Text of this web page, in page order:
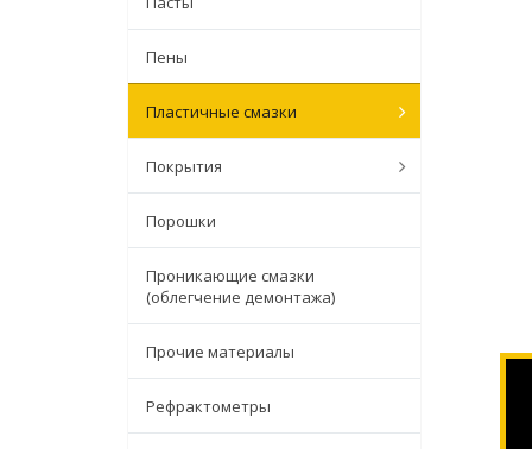
Пены
Пластичные смазки
Покрытия
Порошки
Проникающие смазки
(облегчение демонтажа)
Прочие материалы
Рефрактометры